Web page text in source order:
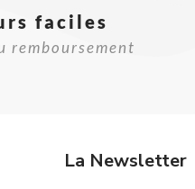
faciles
remboursement
La Newsletter